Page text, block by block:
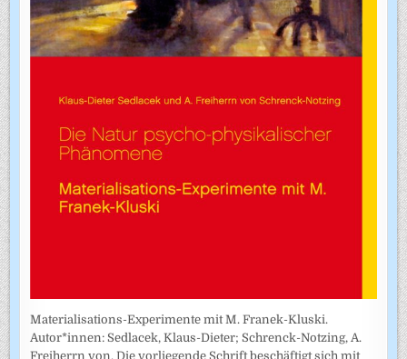
Materialisations-Experimente mit M. Franek-Kluski.
Autor*innen: Sedlacek, Klaus-Dieter; Schrenck-Notzing, A.
Freiherrn von. Die vorliegende Schrift beschäftigt sich mit